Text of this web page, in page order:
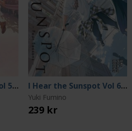
I Hear the Sunspot Vol 5: Limit Part 3 I Hear the Sunspot Vol 6: Four Seasons Part 3
Yuki Fumino
239 kr